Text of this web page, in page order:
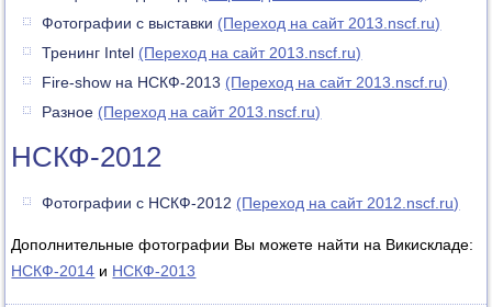
Фотографии с выставки (Переход на сайт 2013.nscf.ru)
Тренинг Intel (Переход на сайт 2013.nscf.ru)
Fire-show на НСКФ-2013 (Переход на сайт 2013.nscf.ru)
Разное (Переход на сайт 2013.nscf.ru)
НСКФ-2012
Фотографии с НСКФ-2012 (Переход на сайт 2012.nscf.ru)
Дополнительные фотографии Вы можете найти на Викискладе:
НСКФ-2014 и НСКФ-2013